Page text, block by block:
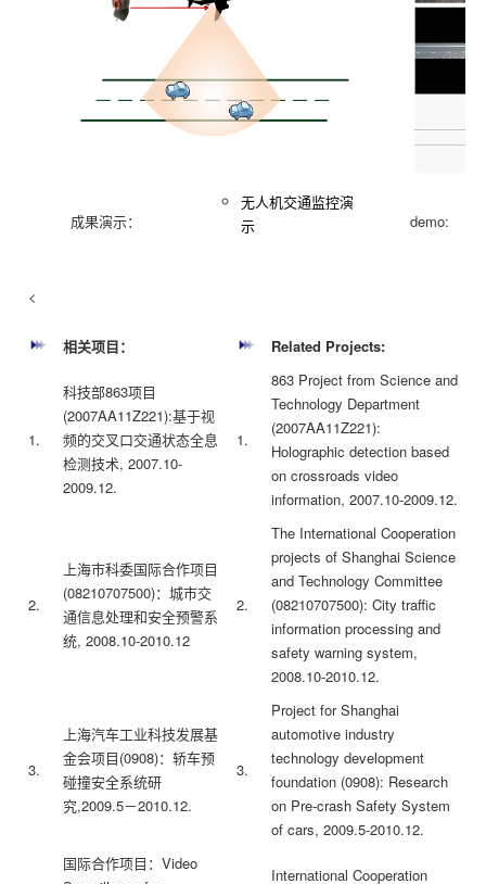
成果演示：
无人机交通监控演
示
demo:
<
相关项目： Related Projects:
1.
科技部863项目
(2007AA11Z221):基于视
频的交叉口交通状态全息
检测技术, 2007.10-
2009.12.
1.
863 Project from Science and
Technology Department
(2007AA11Z221):
Holographic detection based
on crossroads video
information, 2007.10-2009.12.
2.
上海市科委国际合作项目
(08210707500)：城市交
通信息处理和安全预警系
统, 2008.10-2010.12
2.
The International Cooperation
projects of Shanghai Science
and Technology Committee
(08210707500): City traffic
information processing and
safety warning system,
2008.10-2010.12.
3.
上海汽车工业科技发展基
金会项目(0908)：轿车预
碰撞安全系统研
究,2009.5－2010.12.
3.
Project for Shanghai
automotive industry
technology development
foundation (0908): Research
on Pre-crash Safety System
of cars, 2009.5-2010.12.
国际合作项目：Video
International Cooperation